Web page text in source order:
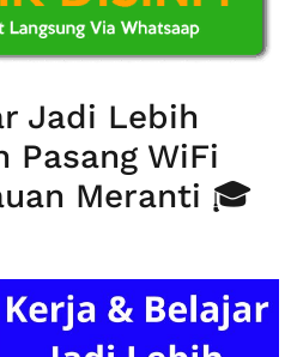
Jadi Lebih
Pasang WiFi
Meranti 🎓